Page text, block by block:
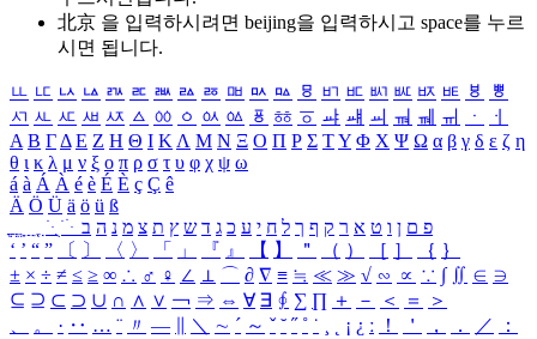
北京 을 입력하시려면 beijing을 입력하시고 space를 누르
시면 됩니다.
ㅥ ㅦ ㅧ ㅨ ㅩ ㅪ ㅫ ㅬ ㅭ ㅮ ㅯ ㅰ ㅱ ㅲ ㅳ ㅴ ㅵ ㅶ ㅷ ㅸ
ㅹ
ㅺ ㅻ ㅼ ㅽ ㅾ ㅿ ㆀ ㆁ ㆂ ㆃ ㆄ ㆅ ㆆ ㆇ ㆈ ㆉ ㆊ ㆋ ㆌ ㆍ
ㆎ
Α Β ΓΔ Ε Ζ Η Θ Ι ΚΛ Μ Ν Ξ Ο Π Ρ Σ ΤΥ Φ Χ Ψ Ω α β γ δ ε ζ η
θ ι κ λ μ ν ξ ο π ρ σ τ υ φ χ ψ ω
á à Á À é è É È ç Ç ê
Ä Ö Ü ä ö ü ß
ִֶֹ ֻּ ׁׂ פ ם ן ו ט א ר ק ף ך ל ח י ע כ ג ד ש ץ ת צ מ נ ה ב
‘ ’ “ ” 〔 〕 〈 〉 「 」 『 』 【 】 ＂ （ ） ［ ］ ｛ ｝
± × ÷ ≠ ≤ ≥ ∞ ∴ ♂ ♀ ∠ ⊥ ⌒ ∂ ∇ ≡ ≒ ≪ ≫ √ ∽ ∝ ∵ ∫ ∬ ∈ ∋
⊆ ⊇ ⊂ ⊃ ∪ ∩ ∧ ∨ ￢ ⇒ ⇔ ∀ ∃ ∮ ∑ ∏ ＋ － ＜ ＝
＞
、
。 · ‥ … ¨ 〃 ― ＼ ∼ ´ ～ ˇ ˘ ˝ ˚ ˙ ¸ ¡ ¿ ː ！ ＇ ， ． ／
：